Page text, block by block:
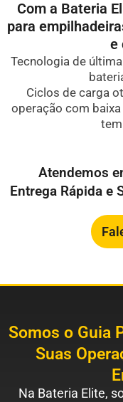
Com a Bateria
para
e
Tecnologia de
Ciclos de carga
operação com
Atendemos
Entrega Rápida e
Somos o Guia
Suas
Na Bateria Elite,